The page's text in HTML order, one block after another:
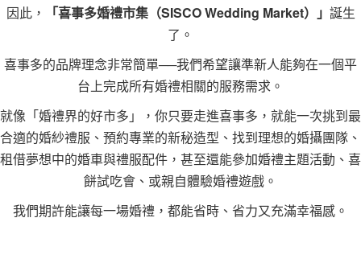
因此，
「喜事多婚禮市集（SISCO Wedding Market）」 誕生
了。
喜事多的品牌理念非常簡單──我們希望讓準新人能夠在一個平
台上完成所有婚禮相關的服務需求。
就像「婚禮界的好市多」，你只要走進喜事多，就能一次挑到最
合適的婚紗禮服、預約專業的新秘造型、找到理想的婚攝團隊、
租借夢想中的婚車與禮服配件，甚至還能參加婚禮主題活動、喜
餅試吃會、或親自體驗婚禮遊戲。
我們期許能讓每一場婚禮，都能省時、省力又充滿幸福感。